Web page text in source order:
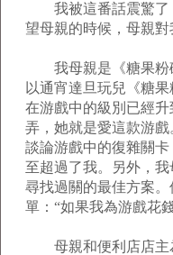
我被這番話震驚了
望母親的時候，母親對
我母親是《糖果粉
以通宵達旦玩兒《糖
在游戲中的級別已經
弄，她就是愛這款游
談論游戲中的復雜關
至超過了我。另外，
尋找過關的最佳方案
單：“如果我為游戲花
母親和便利店店主